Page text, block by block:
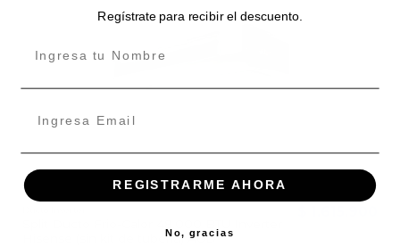
Hisense (sin kit de tubería) AUD-
Regístrate para recibir el descuento.
REGISTRARME AHORA
No, gracias